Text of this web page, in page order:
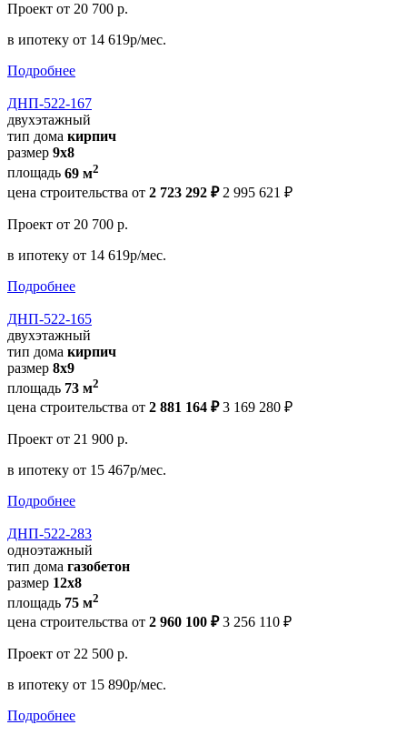
Проект от 20 700 р.
в ипотеку от 14 619р/мес.
Подробнее
ДНП-522-167
двухэтажный
тип дома кирпич
размер 9х8
площадь 69 м2
цена строительства от 2 723 292 ₽ 2 995 621 ₽
Проект от 20 700 р.
в ипотеку от 14 619р/мес.
Подробнее
ДНП-522-165
двухэтажный
тип дома кирпич
размер 8х9
площадь 73 м2
цена строительства от 2 881 164 ₽ 3 169 280 ₽
Проект от 21 900 р.
в ипотеку от 15 467р/мес.
Подробнее
ДНП-522-283
одноэтажный
тип дома газобетон
размер 12x8
площадь 75 м2
цена строительства от 2 960 100 ₽ 3 256 110 ₽
Проект от 22 500 р.
в ипотеку от 15 890р/мес.
Подробнее